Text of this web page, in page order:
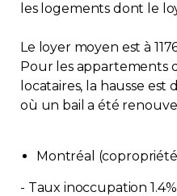
Zone Membres
les logements dont le
Le loyer moyen est à
Pour les appartements
locataires, la hausse est
où un bail a été
Montréal
- Taux inoccupation 1.4%